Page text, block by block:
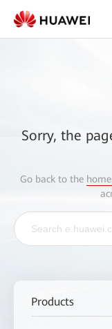
Sorry, the
Go back to the
Products